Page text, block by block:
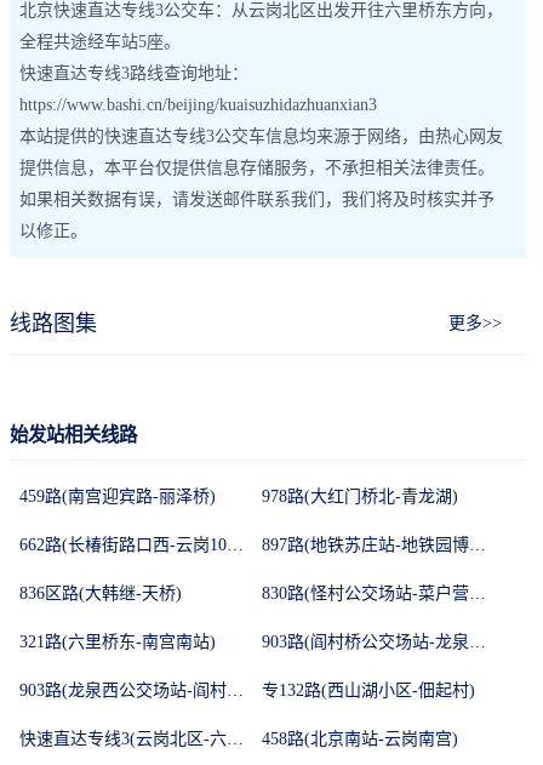
北京快速直达专线3公交车：从云岗北区出发开往六里桥东方向，
全程共途经车站5座。
快速直达专线3路线查询地址：
https://www.bashi.cn/beijing/kuaisuzhidazhuanxian3
本站提供的快速直达专线3公交车信息均来源于网络，由热心网友
提供信息，本平台仅提供信息存储服务，不承担相关法律责任。
如果相关数据有误，请发送邮件联系我们，我们将及时核实并予
以修正。
线路图集 更多>>
始发站相关线路
459路(南宫迎宾路-丽泽桥) 978路(大红门桥北-青龙湖)
662路(长椿街路口西-云岗101所) 897路(地铁苏庄站-地铁园博园站)
836区路(大韩继-天桥) 830路(怪村公交场站-菜户营桥西)
321路(六里桥东-南宫南站) 903路(阎村桥公交场站-龙泉西公交场站)
903路(龙泉西公交场站-阎村桥公交场站) 专132路(西山湖小区-佃起村)
快速直达专线3(云岗北区-六里桥东) 458路(北京南站-云岗南宫)